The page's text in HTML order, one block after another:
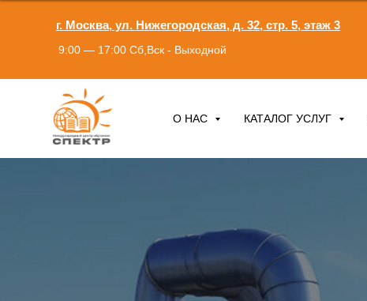
г. Москва, ул. Нижегородская, д. 32, стр. 5, этаж 3
9:00 — 17:00 Сб,Вск - Выходной
О НАС КАТАЛОГ УСЛУГ